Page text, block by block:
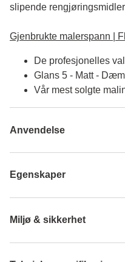
slipende
Gjenbrukte malerspann |
De profesjonelles
Glans 5 - Matt -
Vår mest solgte
Anvendelse
Egenskaper
Miljø & sikkerhet